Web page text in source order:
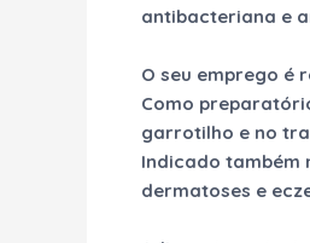
antibacteriana e
O seu emprego é
Como
garrotilho e no
Indicado também
dermatoses e